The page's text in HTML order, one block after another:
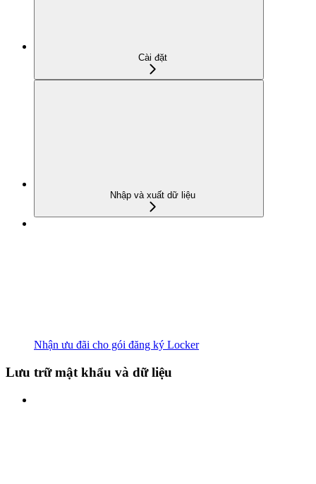
Cài đặt
Nhập và xuất dữ liệu
Nhận ưu đãi cho gói đăng ký Locker
Lưu trữ mật khẩu và dữ liệu